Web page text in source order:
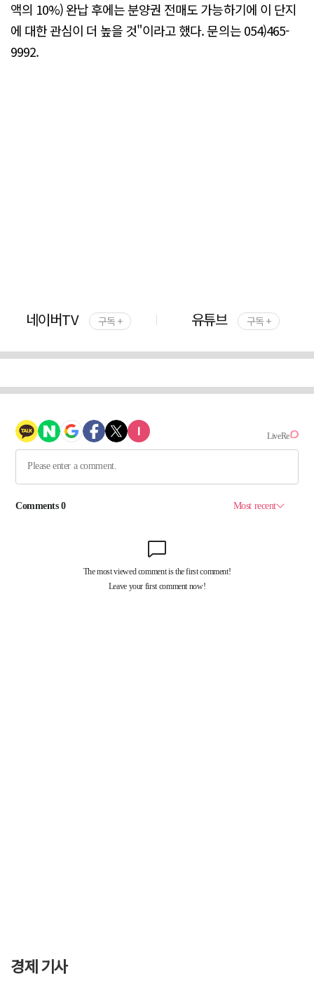
액의 10%) 완납 후에는 분양권 전매도 가능하기에 이 단지
에 대한 관심이 더 높을 것"이라고 했다. 문의는 054)465-
9992.
네이버TV 구독 + 유튜브 구독 +
경제 기사